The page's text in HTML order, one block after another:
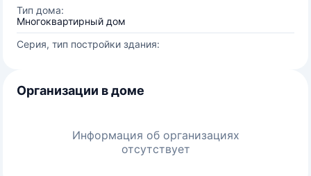
Тип дома:
Многоквартирный дом
Серия, тип постройки здания:
Организации в доме
Информация об организациях
отсутствует